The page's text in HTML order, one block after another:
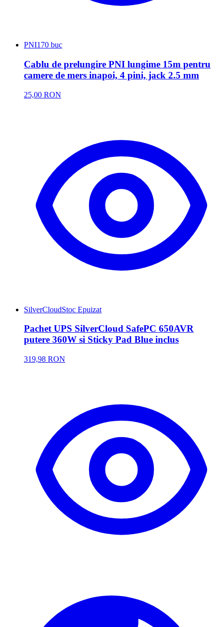
PNI170 buc
Cablu de prelungire PNI lungime 15m pentru
camere de mers inapoi, 4 pini, jack 2.5 mm
25,00 RON
SilverCloudStoc Epuizat
Pachet UPS SilverCloud SafePC 650AVR
putere 360W si Sticky Pad Blue inclus
319,98 RON